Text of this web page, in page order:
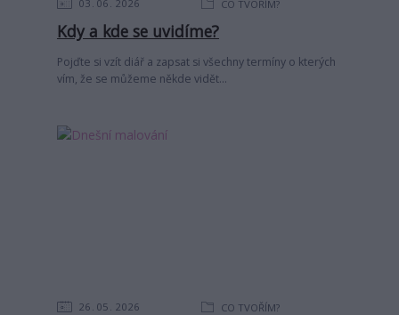
03 06 2026 CO TVOŘÍM?
Kdy a kde se uvidíme?
Pojďte si vzít diář a zapsat si všechny termíny o kterých
vím, že se můžeme někde vidět...
26 05 2026 CO TVOŘÍM?